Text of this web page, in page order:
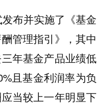
布并实施了《基金
管理指引》，其中
年基金产品业绩低
且基金利润率为负
当较上一年明显下